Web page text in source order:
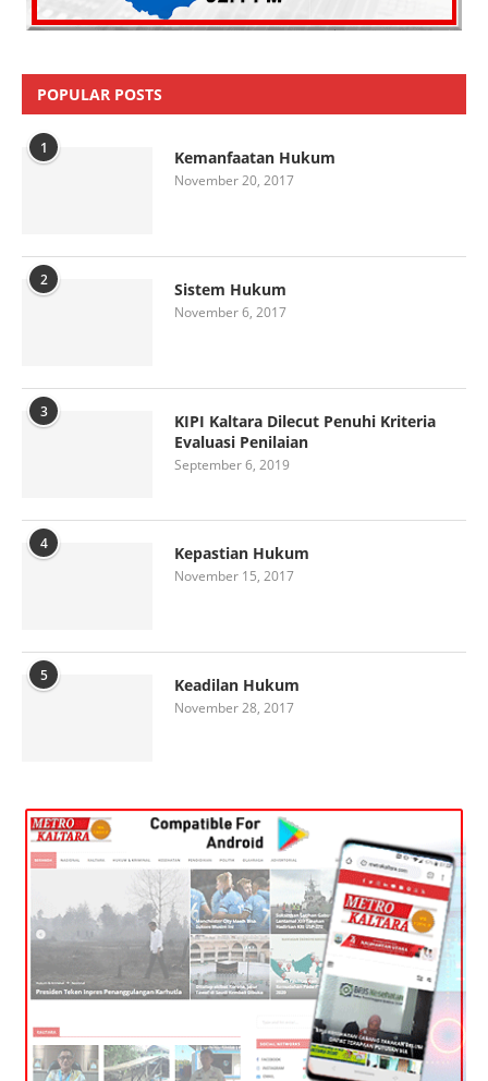
POPULAR POSTS
1 Kemanfaatan Hukum
November 20, 2017
2 Sistem Hukum
November 6, 2017
3
KIPI Kaltara Dilecut Penuhi Kriteria
Evaluasi Penilaian
September 6, 2019
4 Kepastian Hukum
November 15, 2017
5 Keadilan Hukum
November 28, 2017